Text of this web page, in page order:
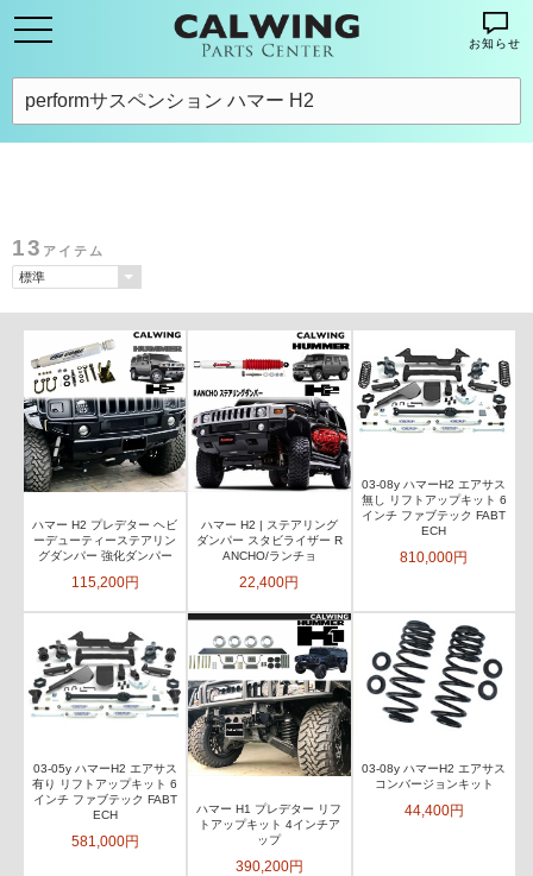
お知らせ
13 アイテム
ハマー H2 プレデター ヘビ
ーデューティーステアリン
グダンパー 強化ダンパー
115,200円
ハマー H2 | ステアリング
ダンパー スタビライザー R
ANCHO/ランチョ
22,400円
03-08y ハマーH2 エアサス
無し リフトアップキット 6
インチ ファブテック FABT
ECH
810,000円
03-05y ハマーH2 エアサス
有り リフトアップキット 6
インチ ファブテック FABT
ECH
581,000円
ハマー H1 プレデター リフ
トアップキット 4インチア
ップ
390,200円
03-08y ハマーH2 エアサス
コンバージョンキット
44,400円